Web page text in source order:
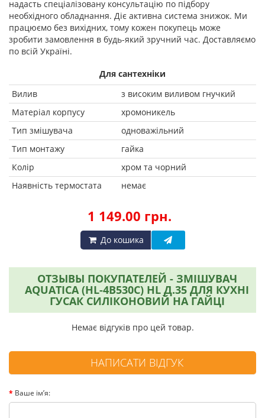
надасть спеціалізовану консультацію по підбору
необхідного обладнання. Діє активна система знижок. Ми
працюємо без вихідних, тому кожен покупець може
зробити замовлення в будь-який зручний час. Доставляємо
по всій Україні.
Для сантехніки
Вилив
з високим виливом гнучкий
Матеріал корпусу
хромоникель
Тип змішувача
одноважільний
Тип монтажу
гайка
Колір
хром та чорний
Наявність термостата
немає
1 149.00 грн.
До кошика
ОТЗЫВЫ ПОКУПАТЕЛЕЙ - ЗМІШУВАЧ
AQUATICA (HL-4B530C) HL Д.35 ДЛЯ КУХНІ
ГУСАК СИЛІКОНОВИЙ НА ГАЙЦІ
Немає відгуків про цей товар.
НАПИСАТИ ВІДГУК
Ваше ім’я: